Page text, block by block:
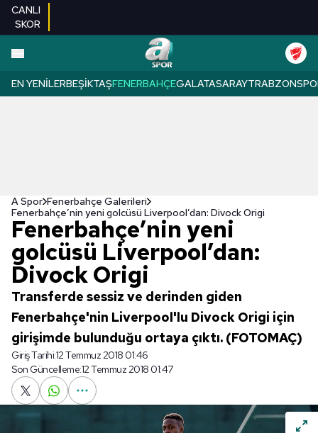
CANLI
SKOR
EN YENILERBEŞIKTAŞFENERBAHÇEGALATASARAY
A Spor Fenerbahçe Galerileri
Fenerbahçe’nin yeni golcüsü Liverpool’dan: Divock Origi
Fenerbahçe’nin yeni
golcüsü Liverpool’dan:
Divock Origi
Transferde sessiz ve derinden giden
Fenerbahçe'nin Liverpool'lu Divock Origi için
girişimde bulunduğu ortaya çıktı. (FOTOMAÇ)
Giriş Tarihi:12 Temmuz 2018 01:46
Son Güncelleme:12 Temmuz 2018 01:47